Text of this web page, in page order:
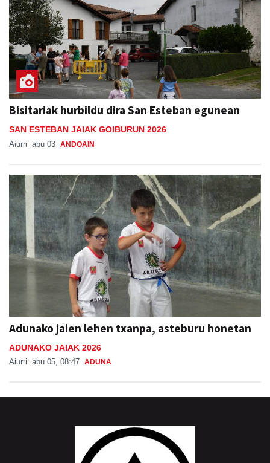
Bisitariak hurbildu dira San Esteban egunean
SAN ESTEBAN JAIAK GOIBURUN 2026
Aiurri abu 03 ANDOAIN
Adunako jaien lehen txanpa, asteburu honetan
ADUNAKO JAIAK 2026
Aiurri abu 05, 08:47 ADUNA